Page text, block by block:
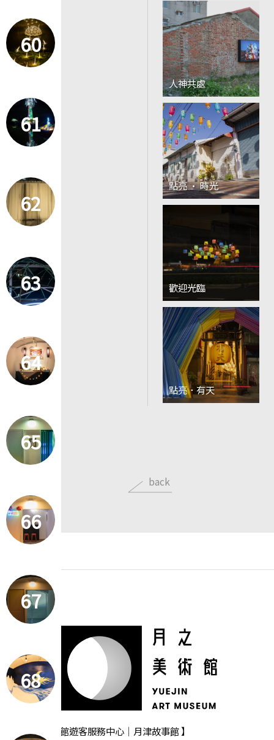
60
61
62
63
64
65
66
67
68
人神共處
點亮 · 時光
歡迎光臨
點亮．有天
back
【 月之美術館遊客服務中心｜月津故事館 】